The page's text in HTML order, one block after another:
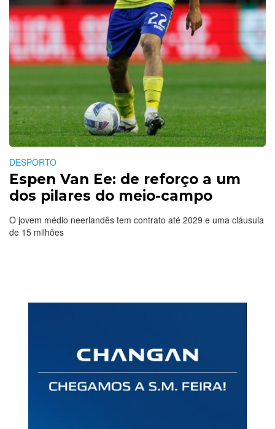
DESPORTO
Espen Van Ee: de reforço a um
dos pilares do meio-campo
O jovem médio neerlandês tem contrato até 2029 e uma cláusula
de 15 milhões